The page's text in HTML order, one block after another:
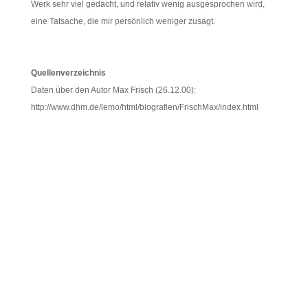
Werk sehr viel gedacht, und relativ wenig ausgesprochen wird,
eine Tatsache, die mir persönlich weniger zusagt.
Quellenverzeichnis
Daten über den Autor Max Frisch (26.12.00):
http://www.dhm.de/lemo/html/biografien/FrischMax/index.html